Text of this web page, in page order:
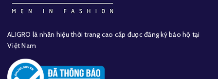
ALIGRO là nhãn hiệu thời trang cao cấp được đăng ký bảo hộ tại
Việt Nam